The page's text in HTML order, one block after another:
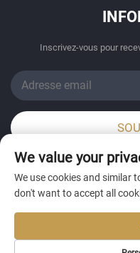
Inscrivez-vous pour
We value your
We use cookies and similar
don't want to accept all